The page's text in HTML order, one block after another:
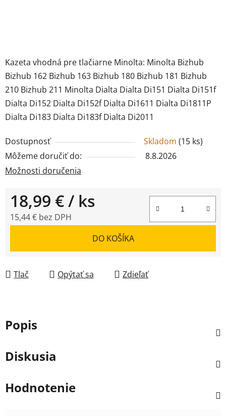
Kazeta vhodná pre tlačiarne Minolta: Minolta Bizhub
Bizhub 162 Bizhub 163 Bizhub 180 Bizhub 181 Bizhub
210 Bizhub 211 Minolta Dialta Dialta Di151 Dialta Di151f
Dialta Di152 Dialta Di152f Dialta Di1611 Dialta Di1811P
Dialta Di183 Dialta Di183f Dialta Di2011
Dostupnosť Skladom (15 ks)
Môžeme doručiť do:
8.8.2026
Možnosti doručenia
18,99 €/ ks
15,44 € bez DPH
DO KOŠÍKA
Tlač Opýtať sa Zdieľať
Popis
Diskusia
Hodnotenie